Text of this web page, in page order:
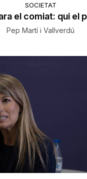
SOCIETAT
el comiat: qui el
Pep Martí i Vallverdú